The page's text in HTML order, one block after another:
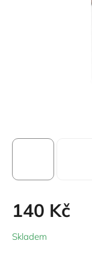
140 Kč
cena:
Skladem